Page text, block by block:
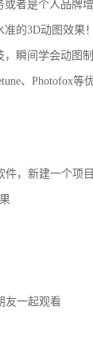
者是个人品牌增
的3D动图效果！
瞬间学会动图制
、Photofox
件，新建一个项目
友一起观看